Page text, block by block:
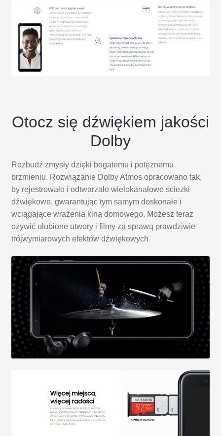
Otocz się dźwiękiem jakości
Dolby
Rozbudź zmysły dzięki bogatemu i potężnemu
brzmieniu. Rozwiązanie Dolby Atmos opracowano tak,
by rejestrowało i odtwarzało wielokanałowe ścieżki
dźwiękowe, gwarantując tym samym doskonałe i
wciągające wrażenia kina domowego. Możesz teraz
ożywić ulubione utwory i filmy za sprawą prawdziwie
trójwymiarowych efektów dźwiękowych